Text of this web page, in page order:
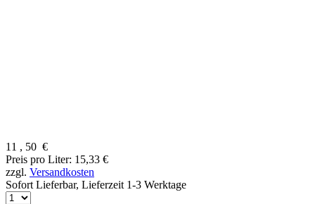
11 , 50 €
Preis pro Liter: 15,33 €
zzgl. Versandkosten
Sofort Lieferbar, Lieferzeit 1-3 Werktage